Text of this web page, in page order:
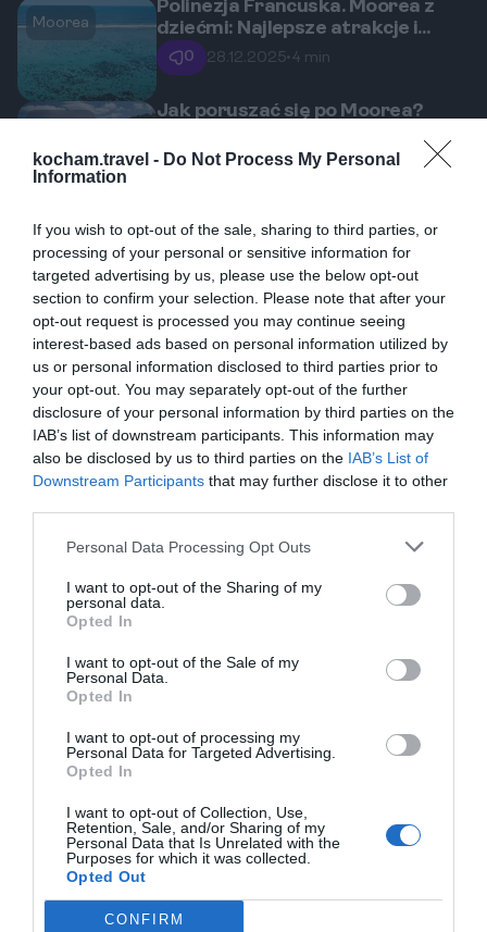
kocham.travel - Do Not Process My Personal
Information
If you wish to opt-out of the sale, sharing to third parties, or
processing of your personal or sensitive information for
targeted advertising by us, please use the below opt-out
section to confirm your selection. Please note that after your
opt-out request is processed you may continue seeing
interest-based ads based on personal information utilized by
us or personal information disclosed to third parties prior to
your opt-out. You may separately opt-out of the further
disclosure of your personal information by third parties on the
IAB’s list of downstream participants. This information may
also be disclosed by us to third parties on the IAB’s List of
Downstream Participants that may further disclose it to other
Personal Data Processing Opt Outs
I want to opt-out of the Sharing of my
personal data.
Opted In
I want to opt-out of the Sale of my
Personal Data.
Opted In
I want to opt-out of processing my
Personal Data for Targeted Advertising.
Opted In
I want to opt-out of Collection, Use,
Retention, Sale, and/or Sharing of my
Personal Data that Is Unrelated with the
Purposes for which it was collected.
Opted Out
CONFIRM
Moorea
Polinezja Francuska. Moorea z
dziećmi: Najlepsze atrakcje i
hotele dla rodzin
0 28.12.2025• 4 min
Jak poruszać się po Moorea?
transport publiczny Le Truck
0 19.11.2025•3 min
Moorea
zaplanować budżet na wakacje na
'magicznej wyspie'?
03.11.2025 5 min
Popularne Top kierunki
1
Moorea: Rajskie szlaki trekkingowe
z widokiem na Opunohu i Cooka.
Odkryj najbardziej spektakularne trasy
trekkingowe na Moorea,
szmaragdowej wyspie Polinezji
Francuskiej. Ten przewodnik
poprowadzi Cię przez bujne dżungle,
których roztaczają się zapierające
19.03.2026
Przewodnik po resortach z
bungalowami na wodzie
miejsc na Ziemi, które zachwyca nie
doświadczeniami. Posiada wiele
przewodnik dotyczy najlepszych
atrakcji, które umilą każdego
podróżnika.
dziećmi: Najlepsze atrakcje i hotele
dla rodzin
wakacje rodzinne. Oferuje zarówno
przedstawiamy najlepsze hotele i
atrakcje odpowiednie dla rodzin z
0 28.12.2025 •4 min
transport publiczny Le Truck
Witaj w naszym przewodniku po
transporcie na wyspie Moorea!
Zastanawiasz się, jak najlepiej poruszać
znajdziesz wiele praktycznych
5
Ceny na Moorea 2025/26: Jak
zaplanować budżet na wakacje na